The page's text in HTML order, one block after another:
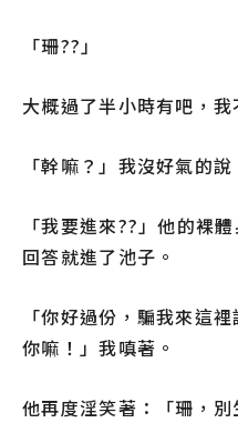
「珊??」
大概過了半小時有吧，
「幹嘛？」我沒好氣的說
「我要進來??」他的裸
回答就進了池子。
「你好過份，騙我來這
你嘛！」我嗔著。
他再度淫笑著：「珊，